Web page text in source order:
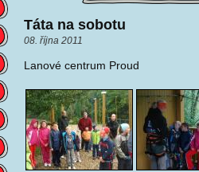
Táta na sobotu
08. října 2011
Lanové centrum Proud